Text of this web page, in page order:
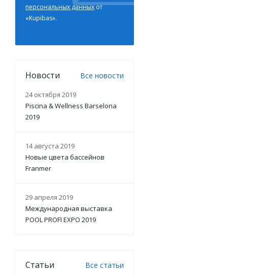
персональных данныхот
«Kupibas».
Новости Все новости
24 октября 2019
Piscina & Wellness Barselona
2019
14 августа 2019
Новые цвета бассейнов
Franmer
29 апреля 2019
Международная выставка
POOL PROFI EXPO 2019
Статьи Все статьи